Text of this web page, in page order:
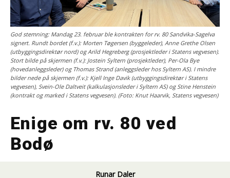
God stemning: Mandag 23. februar ble kontrakten for rv. 80 Sandvika-Sagelva
signert. Rundt bordet (f.v.): Morten Tøgersen (byggeleder), Anne Grethe Olsen
(utbyggingsdirektør nord) og Arild Hegreberg (prosjektleder i Statens vegvesen).
Stort bilde på skjermen (f.v.): Jostein Syltern (prosjektleder), Per-Ola Bye
(hovedanleggsleder) og Thomas Strand (anleggsleder hos Syltern AS). I mindre
bilder nede på skjermen (f.v.): Kjell Inge Davik (utbyggingsdirektør i Statens
vegvesen), Svein-Ole Daltveit (kalkulasjonsleder i Syltern AS) og Stine Henstein
(kontrakt og marked i Statens vegvesen). (Foto: Knut Haarvik, Statens vegvesen)
Enige om rv. 80 ved
Bodø
Runar Daler